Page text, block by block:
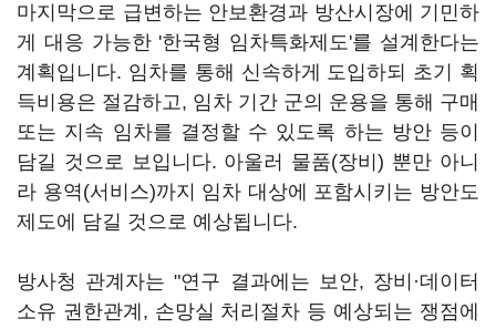
마지막으로 급변하는 안보환경과 방산시장에 기민하
게 대응 가능한 '한국형 임차특화제도'를 설계한다는
계획입니다. 임차를 통해 신속하게 도입하되 초기 획
득비용은 절감하고, 임차 기간 군의 운용을 통해 구매
또는 지속 임차를 결정할 수 있도록 하는 방안 등이
담길 것으로 보입니다. 아울러 물품(장비) 뿐만 아니
라 용역(서비스)까지 임차 대상에 포함시키는 방안도
제도에 담길 것으로 예상됩니다.
방사청 관계자는 "연구 결과에는 보안, 장비·데이터
소유 권한관계, 손망실 처리절차 등 예상되는 쟁점에